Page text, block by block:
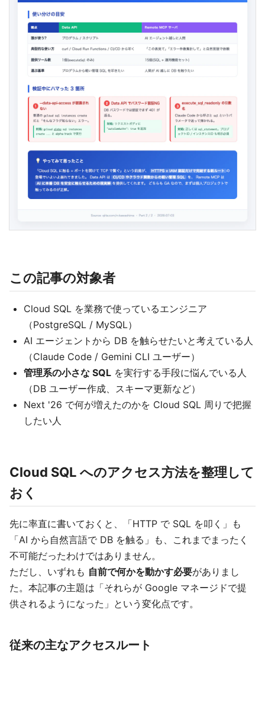
この記事の対象者
Cloud SQL を業務で使っているエンジニア
（PostgreSQL / MySQL）
AI エージェントから DB を触らせたいと考えている人
（Claude Code / Gemini CLI ユーザー）
管理系の小さな SQL を実行する手段に悩んでいる人
（DB ユーザー作成、スキーマ更新など）
Next '26 で何が増えたのかを Cloud SQL 周りで把握
したい人
Cloud SQL へのアクセス方法を整理して
おく
先に率直に書いておくと、「HTTP で SQL を叩く」も
「AI から自然言語で DB を触る」も、これまでまったく
不可能だったわけではありません。
ただし、いずれも 自前で何かを動かす必要がありまし
た。本記事の主題は「それらが Google マネージドで提
供されるようになった」という変化点です。
従来の主なアクセスルート